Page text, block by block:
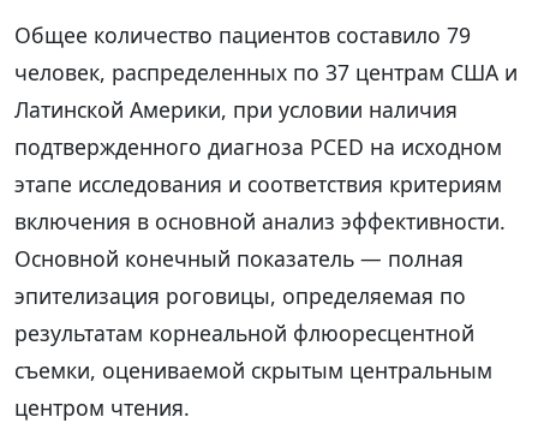
Общее количество пациентов составило 79
человек, распределенных по 37 центрам США и
Латинской Америки, при условии наличия
подтвержденного диагноза PCED на исходном
этапе исследования и соответствия критериям
включения в основной анализ эффективности.
Основной конечный показатель — полная
эпителизация роговицы, определяемая по
результатам корнеальной флюоресцентной
съемки, оцениваемой скрытым центральным
центром чтения.